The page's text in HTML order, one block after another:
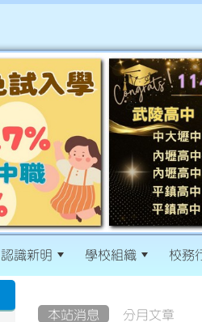
認識新明 學校組織 校務
本站消息 分月文章